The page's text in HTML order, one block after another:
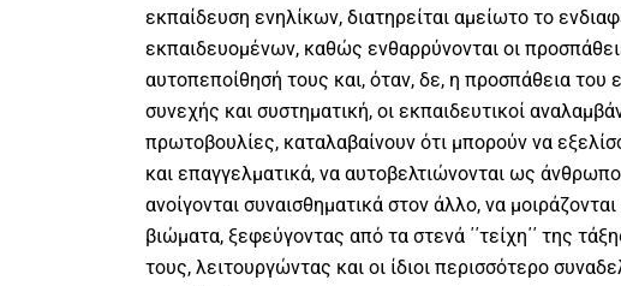
εκπαίδευση ενηλίκων, διατηρείται αμείωτο το
εκπαιδευομένων, καθώς ενθαρρύνονται οι
αυτοπεποίθησή τους και, όταν, δε, η προσπάθεια του
συνεχής και συστηματική, οι εκπαιδευτικοί
πρωτοβουλίες, καταλαβαίνουν ότι μπορούν να
και επαγγελματικά, να αυτοβελτιώνονται ως
ανοίγονται συναισθηματικά στον άλλο, να
βιώματα, ξεφεύγοντας από τα στενά ΄΄τείχη΄΄ της
τους, λειτουργώντας και οι ίδιοι περισσότερο